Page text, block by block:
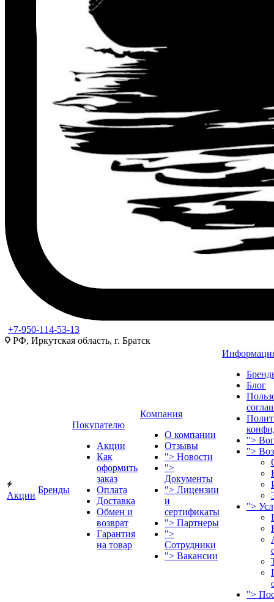
+7-950-114-53-13
РФ, Иркутская область, г. Братск
Акции
Бренды
Покупателю
Акции
Как
оформить
заказ
Оплата
Доставка
Обмен и
возврат
Гарантия
на товар
Компания
О компании
Отзывы
"> Новости
">
Документы
"> Лицензии
и
сертификаты
"> Партнеры
">
Сотрудники
"> Вакансии
Блог
">
">
">
">